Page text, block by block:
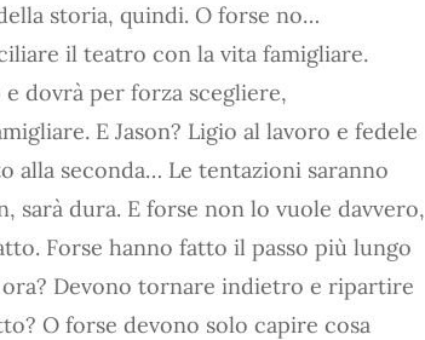
storia, quindi. O forse no…
il teatro con la vita famigliare.
dovrà per forza scegliere,
E Jason? Ligio al lavoro e fedele
alla seconda… Le tentazioni saranno
sarà dura. E forse non lo vuole davvero,
Forse hanno fatto il passo più lungo
Devono tornare indietro e ripartire
O forse devono solo capire cosa